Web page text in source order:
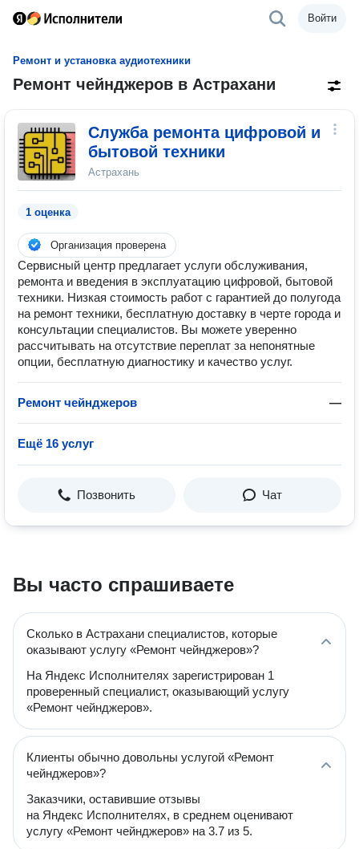
Войти
Ремонт и установка аудиотехники
Ремонт чейнджеров в Астрахани
Служба ремонта цифровой и
бытовой техники
Астрахань
1 оценка
Организация проверена
Сервисный центр предлагает услуги обслуживания,
ремонта и введения в эксплуатацию цифровой, бытовой
техники. Низкая стоимость работ с гарантией до полугода
на ремонт техники, бесплатную доставку в черте города и
консультации специалистов. Вы можете уверенно
рассчитывать на отсутствие переплат за непонятные
опции, бесплатную диагностику и качество услуг.
Ремонт чейнджеров —
Ещё 16 услуг
Позвонить Чат
Вы часто спрашиваете
Сколько в Астрахани специалистов, которые
оказывают услугу «Ремонт чейнджеров»?
На Яндекс Исполнителях зарегистрирован 1
проверенный специалист, оказывающий услугу
«Ремонт чейнджеров».
Клиенты обычно довольны услугой «Ремонт
чейнджеров»?
Заказчики, оставившие отзывы
на Яндекс Исполнителях, в среднем оценивают
услугу «Ремонт чейнджеров» на 3.7 из 5.